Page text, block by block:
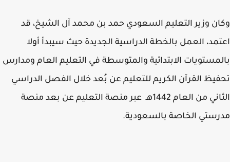
وزير التعليم السعودي حمد بن محمد آل الشيخ، قد
العمل بالخطة الدراسية الجديدة حيث سيبدأ أولا
الابتدائية والمتوسطة في التعليم العام ومدارس
القرآن الكريم للتعليم عن بُعد خلال الفصل الدراسي
الثاني من العام 1442هـ عبر منصة التعليم عن بعد منصة
الخاصة بالسعودية.